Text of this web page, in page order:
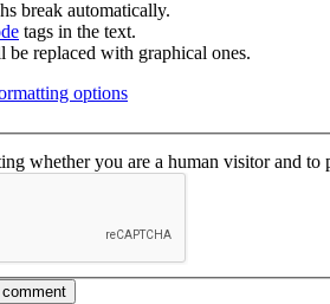
break automatically.
tags in the text.
replaced with graphical ones.
options
whether you are a human visitor and to